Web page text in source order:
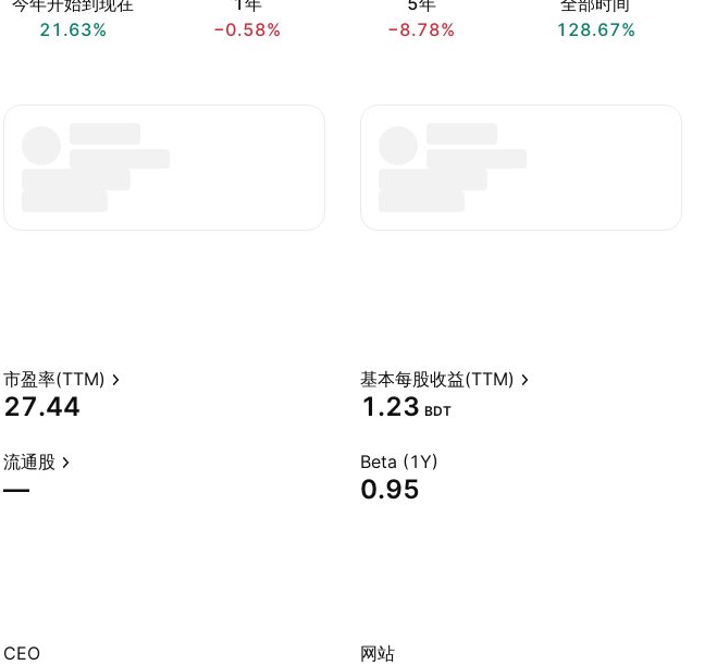
21.63%
−0.58%
−8.78%
128.67%
市盈率(TTM)
27.44
基本每股收益(TTM)
1.23 BDT
流通股
—
Beta (1Y)
0.95
CEO 网站